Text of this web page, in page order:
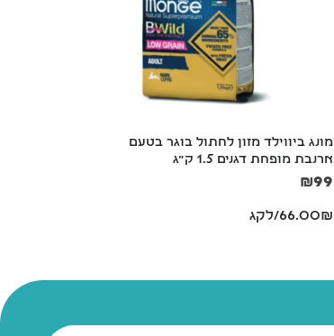
מונג ביווילד מזון לחתול בוגר בטעם
ארנבת מופחת דגנים 1.5 ק"ג
₪99
66.00₪/לקג